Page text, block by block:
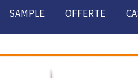
SAMPLE OFFERTE